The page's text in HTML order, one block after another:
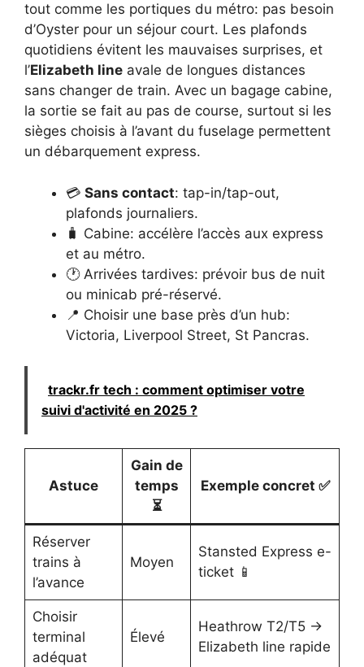
tout comme les portiques du métro: pas besoin
d’Oyster pour un séjour court. Les plafonds
quotidiens évitent les mauvaises surprises, et
l’Elizabeth line avale de longues distances
sans changer de train. Avec un bagage cabine,
la sortie se fait au pas de course, surtout si les
sièges choisis à l’avant du fuselage permettent
un débarquement express.
💳 Sans contact: tap-in/tap-out,
plafonds journaliers.
🧳 Cabine: accélère l’accès aux express
et au métro.
🕐 Arrivées tardives: prévoir bus de nuit
ou minicab pré-réservé.
📍 Choisir une base près d’un hub:
Victoria, Liverpool Street, St Pancras.
trackr.fr tech : comment optimiser votre
suivi d'activité en 2025 ?
Astuce
Gain de
temps
⏳
Exemple concret ✅
Réserver
trains à
l’avance
Moyen
Stansted Express e-
ticket 📱
Choisir
terminal
adéquat
Élevé
Heathrow T2/T5 →
Elizabeth line rapide